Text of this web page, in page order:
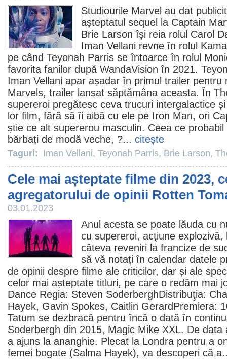
Studiourile Marvel au dat
așteptatul sequel la Captain
Brie Larson își reia rolul Carol
Iman Vellani revne în rolul
pe când Teyonah Parris se întoarce în rolul
favorita fanilor după WandaVision în 2021.
Iman Vellani apar așadar în primul trailer pentru
Marvels, trailer lansat săptămâna aceasta. În
supereroi pregătesc ceva trucuri intergalactice
lor film, fără să îi aibă cu ele pe Iron Man, ori
știe ce alt supererou masculin. Ceea ce
bărbați de modă veche, ?... citeşte
Taguri: Iman Vellani, Teyonah Parris, Brie Larson,
Cele mai așteptate filme din 2023,
agregatorului de opinii Rotten
03.01.2023
Anul acesta se poate lăuda cu
cu supereroi, acţiune explozivă,
câteva reveniri la francize de
să vă notați în calendar datele
de opinii despre filme ale criticilor, dar și ale
celor mai așteptate titluri, pe care o redăm mai
Dance Regia: Steven SoderberghDistribuţia:
Hayek, Gavin Spokes, Caitlin GerardPremiera:
Tatum se dezbracă pentru încă o dată în
Soderbergh din 2015, Magic Mike XXL. De
a ajuns la ananghie. Plecat la Londra pentru a
femei bogate (Salma Hayek), va descoperi că